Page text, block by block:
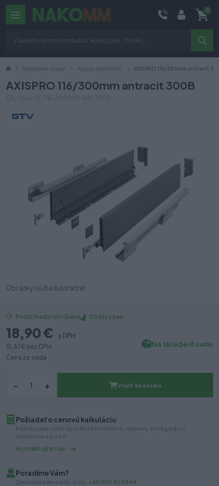
0
Nábytkové výsuvy Výsuvy s bočnicou AXISPRO 116/300mm antracit
AXISPRO 116/300mm antracit 300B
Obrázky sú iba ilustračné
Pridať medzi obľúbené Strážny pes
18,90 €
s DPH
15,37 € bez DPH
Cena za: sada
Na sklade(8 sada)
– + Vložiť do košíka
Požiadať o cenovú kalkuláciu
Potrebujete niečo špecifické (množstvo, rozmery, konfiguráciu,
doručenie a pod.)?
Kontaktujte nás
Poradíme Vám?
Zavolajte nám na tel. číslo: +421 905 824 844